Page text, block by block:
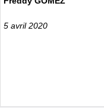
5 avril 2020